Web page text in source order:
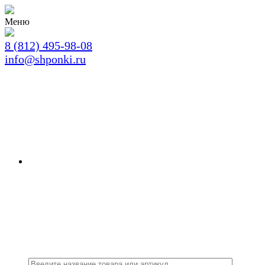
Меню
8 (812) 495-98-08
info@shponki.ru